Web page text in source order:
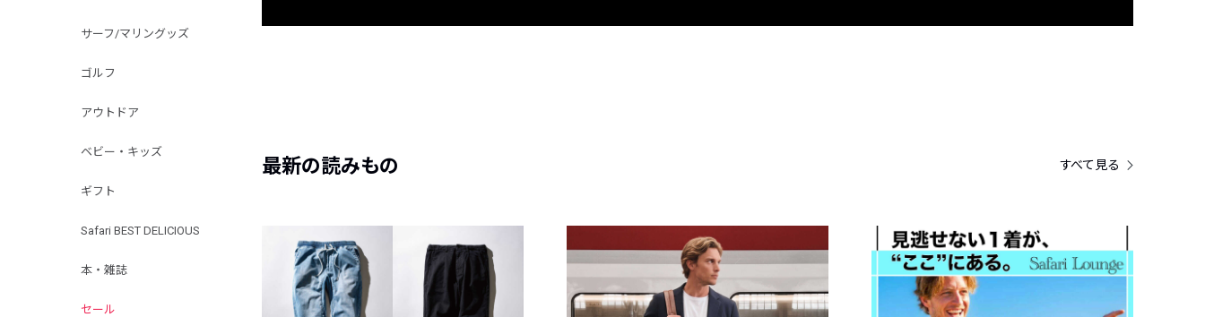
サーフ/マリングッズ
ゴルフ
アウトドア
ベビー・キッズ
ギフト
Safari BEST DELICIOUS
本・雑誌
セール
最新の読みもの すべて見る